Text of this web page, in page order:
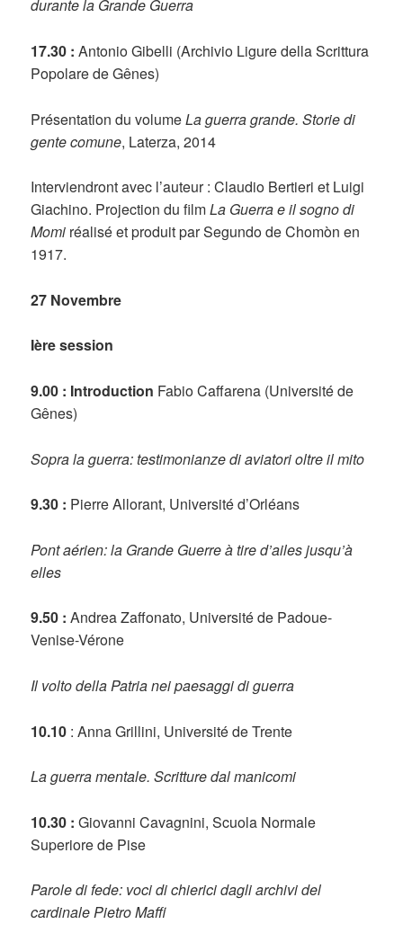
durante la Grande Guerra
17.30 : Antonio Gibelli (Archivio Ligure della Scrittura
Popolare de Gênes)
Présentation du volumeLa guerra grande.Storie di
gente comune, Laterza, 2014
Interviendront avec l’auteur : Claudio Bertieri et Luigi
Giachino. Projection du filmLa Guerra e il sogno di
Momi réalisé et produit par Segundo de Chomòn en
1917.
27 Novembre
Ière session
9.00 : Introduction Fabio Caffarena (Université de
Gênes)
Sopra la guerra: testimonianze di aviatori oltre il mito
9.30 : Pierre Allorant, Université d’Orléans
Pont aérien: la Grande Guerre à tire d’ailes jusqu’à
elles
9.50 : Andrea Zaffonato, Université de Padoue-
Venise-Vérone
Il volto della Patria nei paesaggi di guerra
10.10 : Anna Grillini, Université de Trente
La guerra mentale. Scritture dal manicomi
10.30 : Giovanni Cavagnini, Scuola Normale
Superiore de Pise
Parole di fede: voci di chierici dagli archivi del
cardinale Pietro Maffi